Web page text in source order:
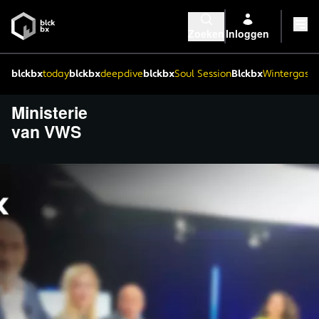
Inloggen
blckbxtodayblckbxdeepdiveblckbxSoul SessionBlckbx
Ministerie
van VWS